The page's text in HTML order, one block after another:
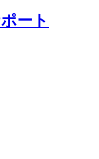
ート